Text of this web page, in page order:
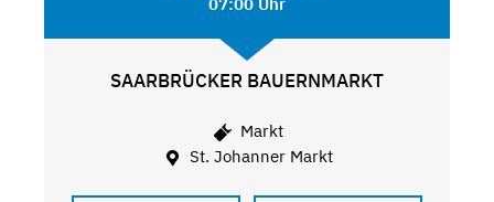
SAARBRÜCKER BAUERNMARKT
Markt
St. Johanner Markt